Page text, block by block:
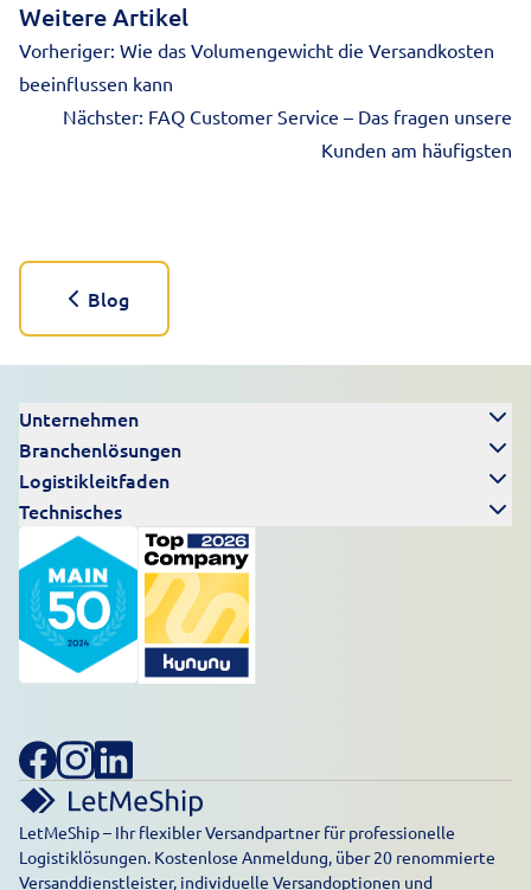
Weitere Artikel
Vorheriger: Wie das Volumengewicht die Versandkosten
beeinflussen kann
Nächster: FAQ Customer Service – Das fragen unsere
Kunden am häufigsten
Blog
Unternehmen
Branchenlösungen
Logistikleitfaden
Technisches
LetMeShip – Ihr flexibler Versandpartner für professionelle
Logistiklösungen. Kostenlose Anmeldung, über 20 renommierte
Versanddienstleister, individuelle Versandoptionen und